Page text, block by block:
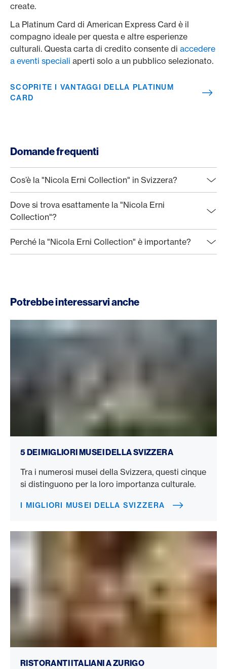
create.
La Platinum Card di American Express Card è il
compagno ideale per questa e altre esperienze
culturali. Questa carta di credito consente di accedere
a eventi speciali aperti solo a un pubblico selezionato.
SCOPRITE I VANTAGGI DELLA PLATINUM
CARD
Domande frequenti
Cos’è la "Nicola Erni Collection" in Svizzera?
Dove si trova esattamente la "Nicola Erni
Collection"?
Perché la "Nicola Erni Collection" è importante?
Potrebbe interessarvi anche
5 DEI MIGLIORI MUSEI DELLA SVIZZERA
Tra i numerosi musei della Svizzera, questi cinque
si distinguono per la loro importanza culturale.
I MIGLIORI MUSEI DELLA SVIZZERA
RISTORANTI ITALIANI A ZURIGO